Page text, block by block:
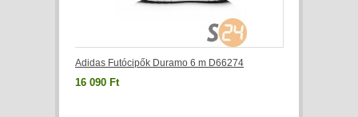
Adidas Futócipők Duramo 6 m D66274
16 090 Ft